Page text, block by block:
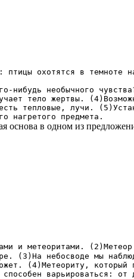
охотятся в темноте на
необычного
тело жертвы.
тепловые, лучи.
нагретого предмета.
основа в одном из
и метеоритами.
(3)На небосводе мы
(4)Метеориту, который
варьироваться: от